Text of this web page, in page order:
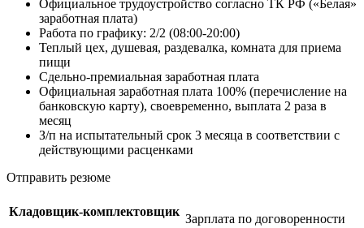
Официальное трудоустройство согласно ТК РФ («Белая»
заработная плата)
Работа по графику: 2/2 (08:00-20:00)
Теплый цех, душевая, раздевалка, комната для приема
пищи
Сдельно-премиальная заработная плата
Официальная заработная плата 100% (перечисление на
банковскую карту), своевременно, выплата 2 раза в
месяц
З/п на испытательный срок 3 месяца в соответствии с
действующими расценками
Отправить резюме
Кладовщик-комплектовщик
Зарплата по договоренности